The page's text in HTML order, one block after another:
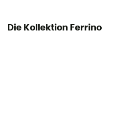
Die Kollektion Ferrino